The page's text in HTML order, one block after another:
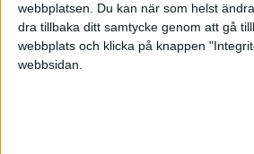
webbplatsen. Du kan när som helst
dra tillbaka ditt samtycke genom att gå
webbplats och klicka på knappen
webbsidan.
Hej, ta kontakt med PRV. Annars
rekommendera dig att använda
som kan söka det åt dig över